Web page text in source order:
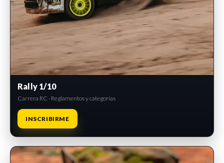
Rally 1/10
Carrera RC · Reglamentos y categorías
INSCRIBIRME
INSCRIPCIONES ABIERTAS